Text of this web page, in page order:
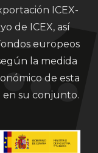
ICEX-
de ICEX, así
europeos
la medida
de esta
en su conjunto.